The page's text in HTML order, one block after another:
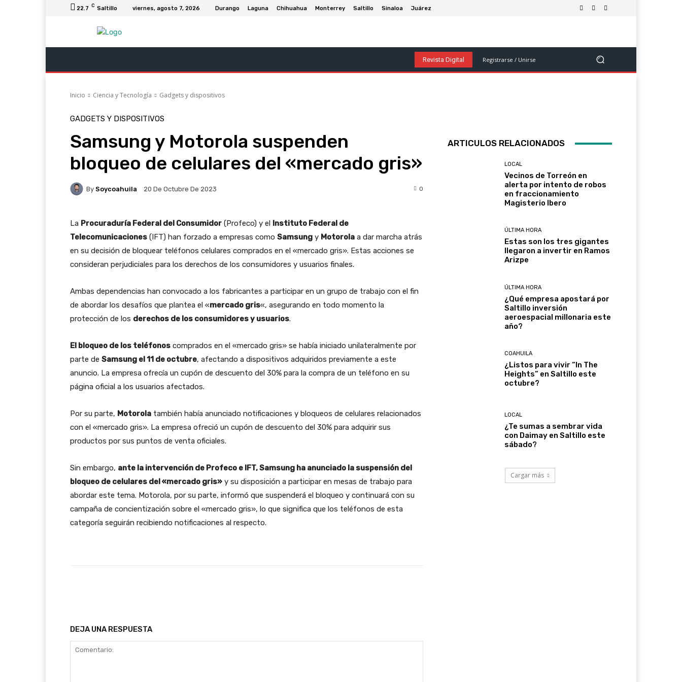
22.7 C Saltillo viernes, agosto 7, 2026 Durango Laguna Chihuahua Monterrey Saltillo Sinaloa Juárez
Economía Política Salud Y Bienestar Ciencia Y Tecnología
Revista Digital Registrarse / Unirse
Inicio Ciencia y Tecnología Gadgets y dispositivos
GADGETS Y DISPOSITIVOS
Samsung y Motorola suspenden
bloqueo de celulares del «mercado gris»
By Soycoahuila 20 De Octubre De 2023 0
La Procuraduría Federal del Consumidor (Profeco) y el Instituto Federal de
Telecomunicaciones (IFT) han forzado a empresas como Samsung y Motorola a dar marcha atrás
en su decisión de bloquear teléfonos celulares comprados en el «mercado gris». Estas acciones se
consideran perjudiciales para los derechos de los consumidores y usuarios finales.
Ambas dependencias han convocado a los fabricantes a participar en un grupo de trabajo con el fin
de abordar los desafíos que plantea el «mercado gris«, asegurando en todo momento la
protección de los derechos de los consumidores y usuarios.
El bloqueo de los teléfonos comprados en el «mercado gris» se había iniciado unilateralmente por
parte de Samsung el 11 de octubre, afectando a dispositivos adquiridos previamente a este
anuncio. La empresa ofrecía un cupón de descuento del 30% para la compra de un teléfono en su
página oficial a los usuarios afectados.
Por su parte, Motorola también había anunciado notificaciones y bloqueos de celulares relacionados
con el «mercado gris». La empresa ofreció un cupón de descuento del 30% para adquirir sus
productos por sus puntos de venta oficiales.
Sin embargo, ante la intervención de Profeco e IFT, Samsung ha anunciado la suspensión del
bloqueo de celulares del «mercado gris» y su disposición a participar en mesas de trabajo para
abordar este tema. Motorola, por su parte, informó que suspenderá el bloqueo y continuará con su
campaña de concientización sobre el «mercado gris», lo que significa que los teléfonos de esta
categoría seguirán recibiendo notificaciones al respecto.
DEJA UNA RESPUESTA
ARTICULOS RELACIONADOS
LOCAL
Vecinos de Torreón en
alerta por intento de robos
en fraccionamiento
Magisterio Ibero
ÚLTIMA HORA
Estas son los tres gigantes
llegaron a invertir en Ramos
Arizpe
ÚLTIMA HORA
¿Qué empresa apostará por
Saltillo inversión
aeroespacial millonaria este
año?
COAHUILA
¿Listos para vivir “In The
Heights” en Saltillo este
octubre?
LOCAL
¿Te sumas a sembrar vida
con Daimay en Saltillo este
sábado?
Cargar más